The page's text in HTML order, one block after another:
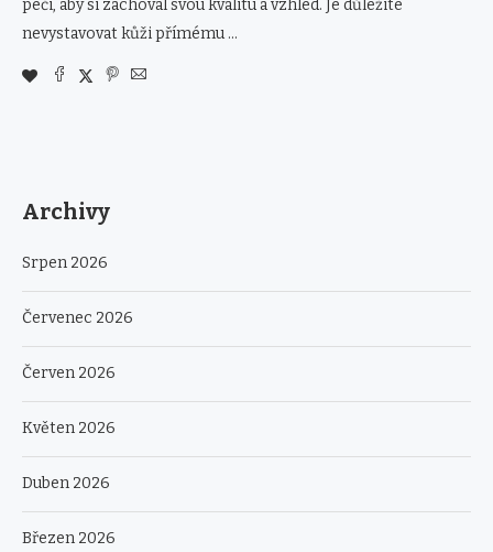
péči, aby si zachoval svou kvalitu a vzhled. Je důležité
nevystavovat kůži přímému …
Archivy
Srpen 2026
Červenec 2026
Červen 2026
Květen 2026
Duben 2026
Březen 2026